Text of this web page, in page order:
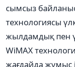
сымсыз
технологиясы
жылдамдық пен
WiMAX
жағдайда жұмыс